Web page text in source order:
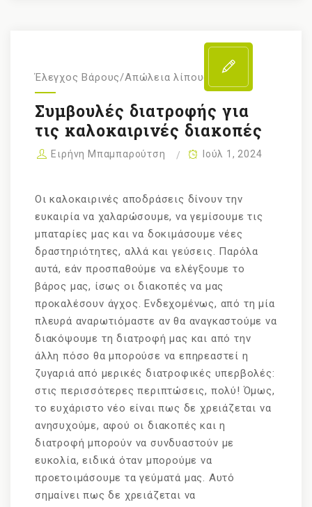
Έλεγχος Βάρους/Απώλεια λίπους
Συμβουλές διατροφής για
τις καλοκαιρινές διακοπές
Ειρήνη Μπαμπαρούτση Ιούλ 1, 2024
Οι καλοκαιρινές αποδράσεις δίνουν την
ευκαιρία να χαλαρώσουμε, να γεμίσουμε τις
μπαταρίες μας και να δοκιμάσουμε νέες
δραστηριότητες, αλλά και γεύσεις. Παρόλα
αυτά, εάν προσπαθούμε να ελέγξουμε το
βάρος μας, ίσως οι διακοπές να μας
προκαλέσουν άγχος. Ενδεχομένως, από τη μία
πλευρά αναρωτιόμαστε αν θα αναγκαστούμε να
διακόψουμε τη διατροφή μας και από την
άλλη πόσο θα μπορούσε να επηρεαστεί η
ζυγαριά από μερικές διατροφικές υπερβολές:
στις περισσότερες περιπτώσεις, πολύ! Όμως,
το ευχάριστο νέο είναι πως δε χρειάζεται να
ανησυχούμε, αφού οι διακοπές και η
διατροφή μπορούν να συνδυαστούν με
ευκολία, ειδικά όταν μπορούμε να
προετοιμάσουμε τα γεύματά μας. Αυτό
σημαίνει πως δε χρειάζεται να